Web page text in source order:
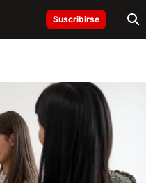
Suscribirse